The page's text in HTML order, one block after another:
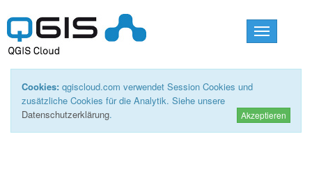
Toggle
navigation
Cookies: qgiscloud.com verwendet Session Cookies und
zusätzliche Cookies für die Analytik. Siehe unsere
Datenschutzerklärung. Akzeptieren